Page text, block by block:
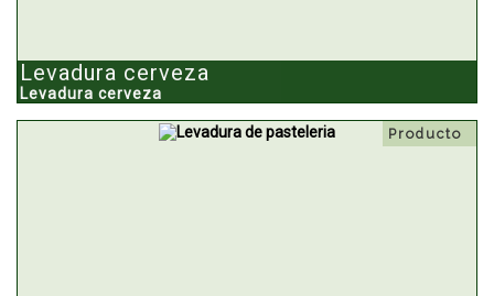
Levadura cerveza
Levadura cerveza
Producto